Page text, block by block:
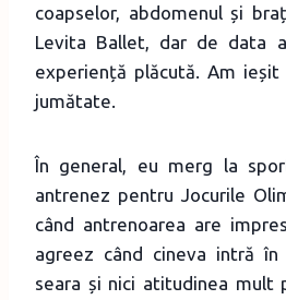
coapselor, abdomenul și
Levita Ballet, dar de data
experiență plăcută. Am
jumătate.
În general, eu merg la
antrenez pentru Jocurile
când antrenoarea are
agreez când cineva intră
seara și nici atitudinea mult